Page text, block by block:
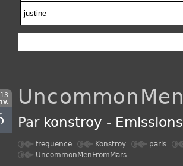
justine
Par konstroy -
frequence Konstroy
paris
UncommonMenFromMars